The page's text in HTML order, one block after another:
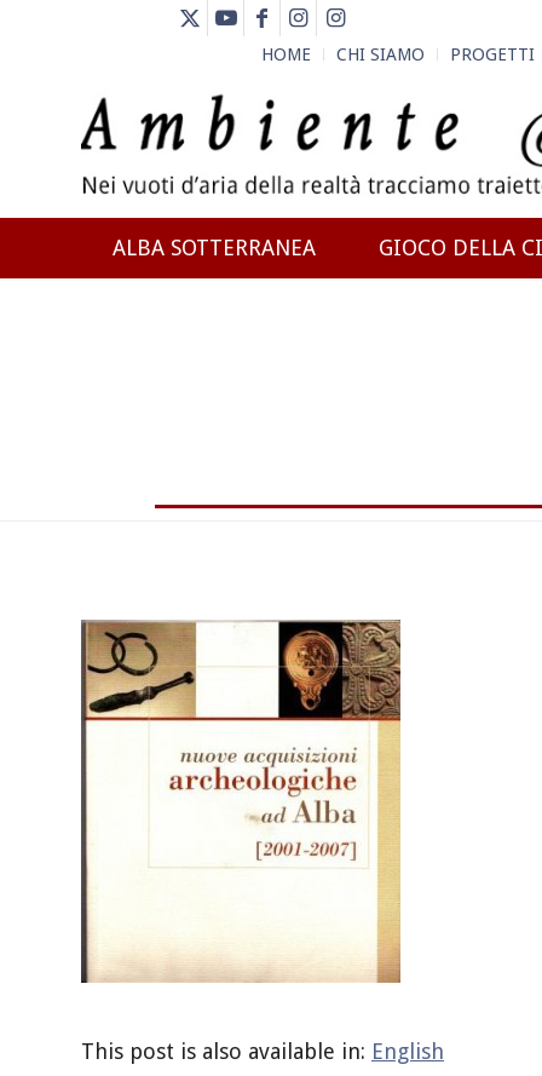
HOME CHI SIAMO PROGETTI
ALBA SOTTERRANEA GIOCO DELLA
This post is also available in: English